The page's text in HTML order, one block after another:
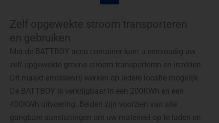
Zelf opgewekte stroom transporteren
en gebruiken
Met de BATTBOY accu container kunt u eenvoudig uw
zelf opgewekte groene stroom transporteren en inzetten.
Dit maakt emissievrij werken op iedere locatie mogelijk.
De BATTBOY is verkrijgbaar in een 200KWh en een
400KWh uitvoering. Beiden zijn voorzien van alle
gangbare aansluitingen om uw materieel op te laden en